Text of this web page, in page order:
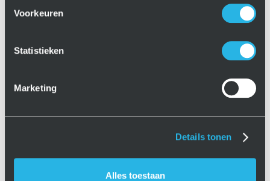
Voorkeuren
Statistieken
Marketing
Details tonen
Alles toestaan
Sterke communicatieve vaardigheden en
het vermogen om richting te geven aan
Uitstekende beheersing van de
Ervaring met Angular en TypeScript of
vergelijkbare JavaScript frameworks